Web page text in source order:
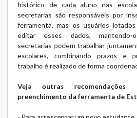
histórico de cada aluno nas
secretarias são responsáveis por
ferramenta, mas os usuários
editar esses dados, mantendo-
secretarias podem trabalhar
escolares, combinando prazos e
trabalho é realizado de forma
Veja outras
preenchimento da ferramenta de